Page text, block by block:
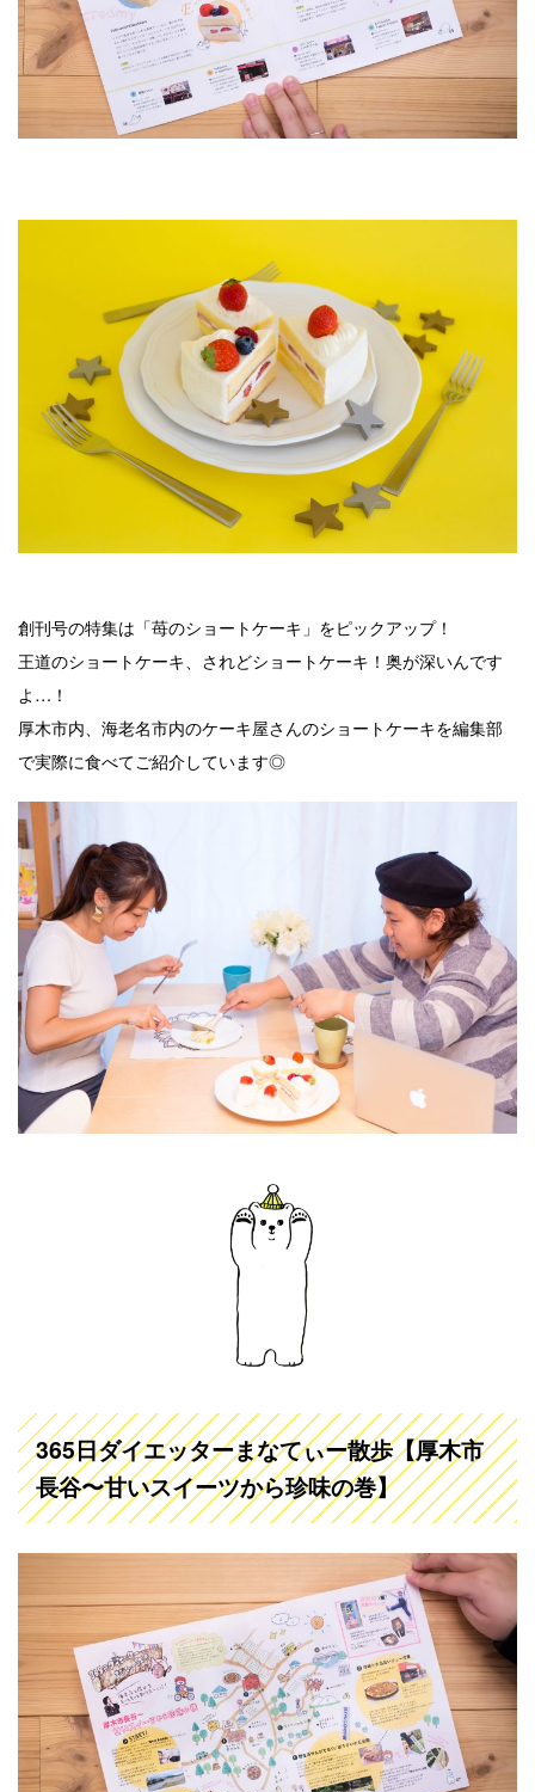
創刊号の特集は「苺のショートケーキ」をピックアップ！
王道のショートケーキ、されどショートケーキ！奥が深いんです
よ…！
厚木市内、海老名市内のケーキ屋さんのショートケーキを編集部
で実際に食べてご紹介しています◎
365日ダイエッターまなてぃー散歩【厚木市
長谷〜甘いスイーツから珍味の巻】